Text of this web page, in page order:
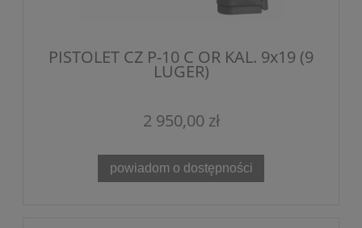
PISTOLET CZ P-10 C OR KAL. 9x19 (9
LUGER)
2 950,00 zł
powiadom o dostępności